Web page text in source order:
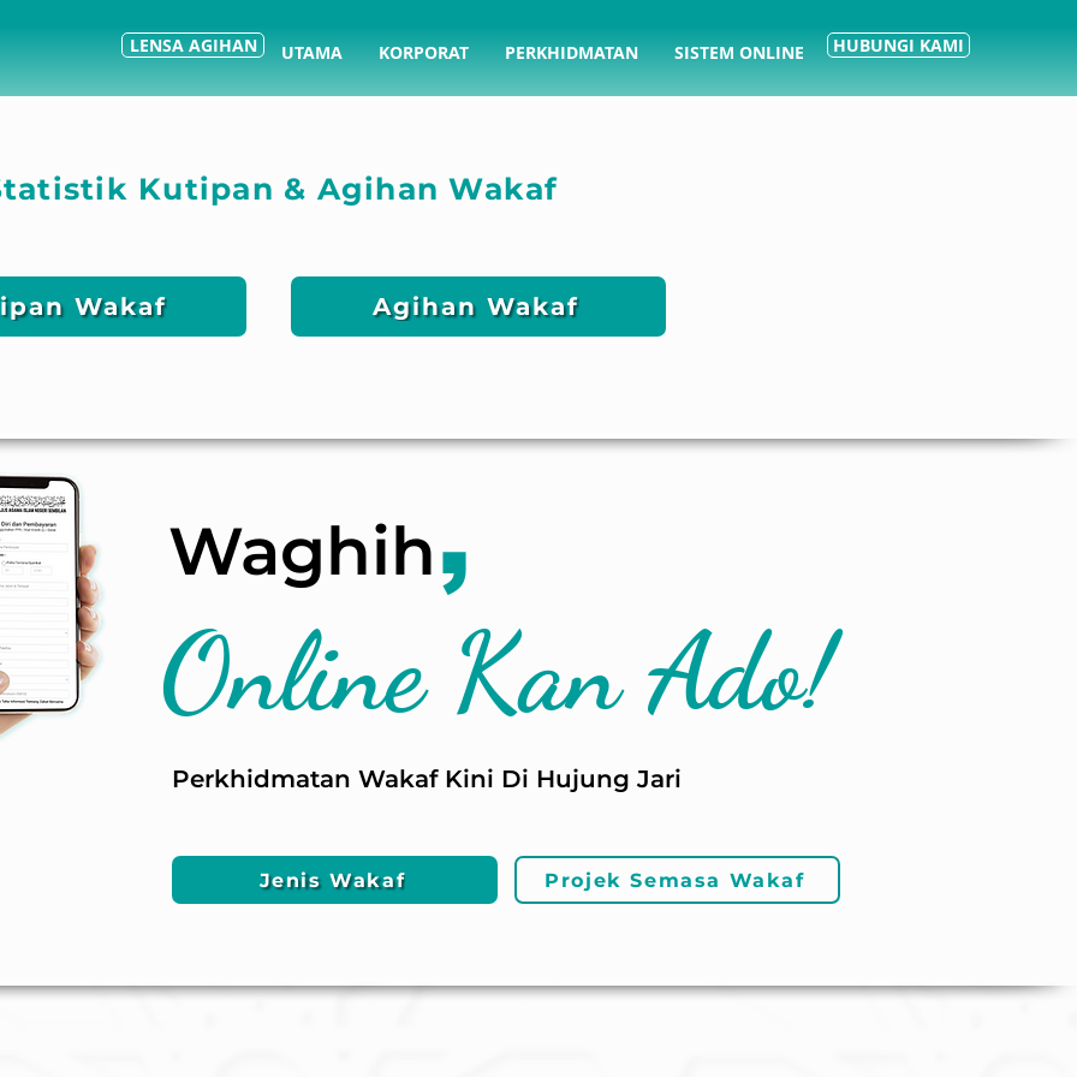
LENSA AGIHAN UTAMA KORPORAT PERKHIDMATAN SISTEM ONLINE HUBUNGI KAMI
Kutipan & Agihan Wakaf
Wakaf Agihan Wakaf
Waghih,
Online Kan Ado!
Perkhidmatan Wakaf Kini Di Hujung Jari
Jenis Wakaf Projek Semasa Wakaf